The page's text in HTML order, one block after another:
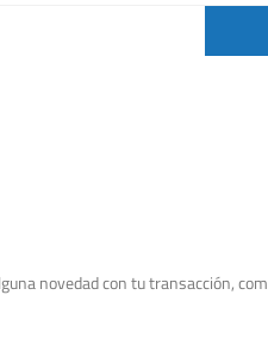
novedad con tu transacción,